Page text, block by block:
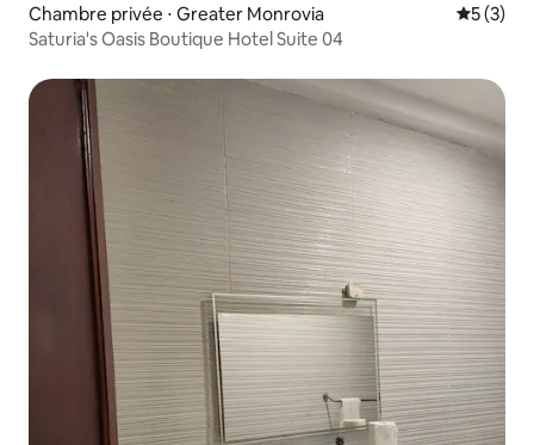
Chambre privée ⋅ Greater Monrovia
5 (3)
Saturia's Oasis Boutique Hotel Suite 04